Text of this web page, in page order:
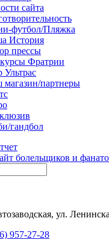
сайта
футбол/Пляжка
История
прессы
Фратрии
партнеры
гандбол
ул.
957-27-28